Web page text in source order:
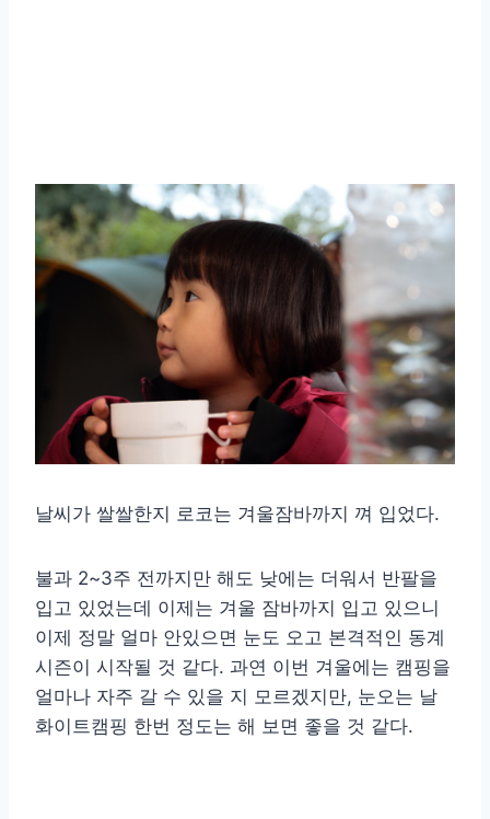
날씨가 쌀쌀한지 로코는 겨울잠바까지 껴 입었다.
불과 2~3주 전까지만 해도 낮에는 더워서 반팔을
입고 있었는데 이제는 겨울 잠바까지 입고 있으니
이제 정말 얼마 안있으면 눈도 오고 본격적인 동계
시즌이 시작될 것 같다. 과연 이번 겨울에는 캠핑을
얼마나 자주 갈 수 있을 지 모르겠지만, 눈오는 날
화이트캠핑 한번 정도는 해 보면 좋을 것 같다.